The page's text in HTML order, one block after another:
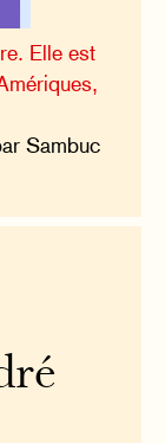
Elle est
Sambuc